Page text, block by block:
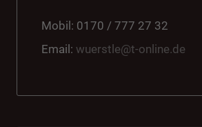
Mobil: 0170 / 777 27 32
Email:wuerstle@t-online.de